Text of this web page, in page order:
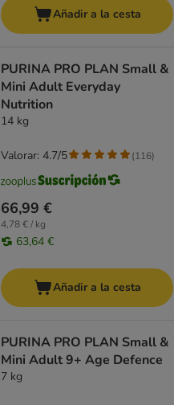
Añadir a la cesta
PURINA PRO PLAN Small &
Mini Adult Everyday
Nutrition
14 kg
66,99 €
4,78 € / kg
63,64 €
Valorar: 4.7/5 (116)
Añadir a la cesta
PURINA PRO PLAN Small &
Mini Adult 9+ Age Defence
7 kg